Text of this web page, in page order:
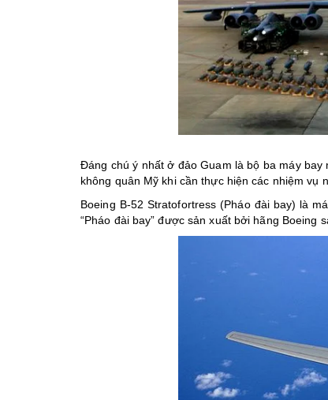
Đáng chú ý nhất ở đảo Guam là bộ ba máy
không quân Mỹ khi cần thực hiện các nhiệm vụ
Boeing B-52 Stratofortress (Pháo đài bay) là
“Pháo đài bay” được sản xuất bởi hãng Boeing